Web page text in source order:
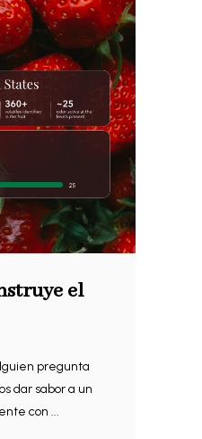
el
pregunta
dar sabor a un
con ...